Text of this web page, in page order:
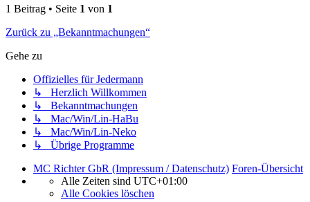
1 Beitrag • Seite 1 von 1
Zurück zu „Bekanntmachungen“
Gehe zu
Offizielles für Jedermann
↳ Herzlich Willkommen
↳ Bekanntmachungen
↳ Mac/Win/Lin-HaBu
↳ Mac/Win/Lin-Neko
↳ Übrige Programme
MC Richter GbR (Impressum / Datenschutz) Foren-Übersicht
Alle Zeiten sind UTC+01:00
Alle Cookies löschen